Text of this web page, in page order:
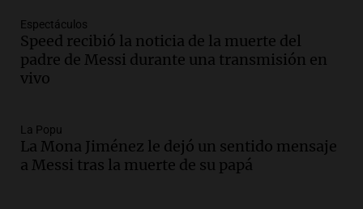
Audio.El orgullo y el sueño argentino de
Jorge Messi en una entrevista con Rony
Vargas en 2007
Audio.El abuelo de Agostina Vega, tras
las nuevas detenciones: "En esa casa
Espectáculos
Speed recibió la noticia de la muerte del
padre de Messi durante una transmisión en
vivo
La Popu
La Mona Jiménez le dejó un sentido mensaje
a Messi tras la muerte de su papá